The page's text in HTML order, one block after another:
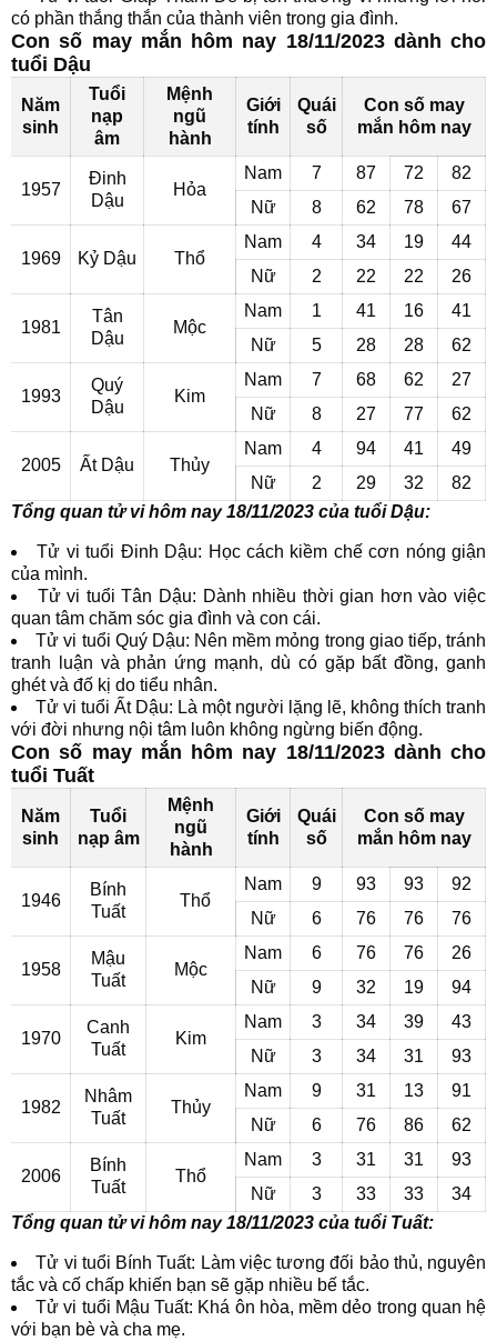
có phần thắng thắn của thành viên trong gia đình.
Con số may mắn hôm nay 18/11/2023 dành cho
tuổi Dậu
Năm
sinh
Tuổi
nạp
âm
Mệnh
ngũ
hành
Giới
tính
Quái
số
Con số may
mắn hôm nay
1957
Đinh
Dậu
Hỏa
Nam 7 87 72
82
Nữ
8 62 78 67
1969 Kỷ Dậu Thổ
Nam 4 34 19
44
Nữ
2 22 22 26
1981
Tân
Dậu
Mộc
Nam 1 41 16
41
Nữ
5 28 28 62
1993
Quý
Dậu
Kim
Nam 7 68 62
27
Nữ
8 27 77 62
2005 Ất Dậu Thủy
Nam 4 94 41
49
Nữ
2 29 32
82
Tổng quan tử vi hôm nay 18/11/2023 của tuổi Dậu:
Tử vi tuổi Đinh Dậu: Học cách kiềm chế cơn nóng giận
của mình.
Tử vi tuổi Tân Dậu: Dành nhiều thời gian hơn vào việc
quan tâm chăm sóc gia đình và con cái.
Tử vi tuổi Quý Dậu: Nên mềm mỏng trong giao tiếp, tránh
tranh luận và phản ứng mạnh, dù có gặp bất đồng, ganh
ghét và đố kị do tiểu nhân.
Tử vi tuổi Ất Dậu: Là một người lặng lẽ, không thích tranh
với đời nhưng nội tâm luôn không ngừng biến động.
Con số may mắn hôm nay 18/11/2023 dành cho
tuổi Tuất
Năm
sinh
Tuổi
nạp âm
Mệnh
ngũ
hành
Giới
tính
Quái
số
Con số may
mắn hôm nay
1946
Bính
Tuất
Thổ
Nam 9 93 93
92
Nữ
6 76 76 76
1958
Mậu
Tuất
Mộc
Nam 6 76 76
26
Nữ
9 32 19 94
1970
Canh
Tuất
Kim
Nam 3 34 39
43
Nữ
3 34 31 93
1982
Nhâm
Tuất
Thủy
Nam 9 31 13
91
Nữ
6 76 86 62
2006
Bính
Tuất
Thổ
Nam 3 31 31
93
Nữ
3 33 33
34
Tổng quan tử vi hôm nay 18/11/2023 của tuổi Tuất:
Tử vi tuổi Bính Tuất: Làm việc tương đối bảo thủ, nguyên
tắc và cố chấp khiến bạn sẽ gặp nhiều bế tắc.
Tử vi tuổi Mậu Tuất: Khá ôn hòa, mềm dẻo trong quan hệ
với bạn bè và cha mẹ.